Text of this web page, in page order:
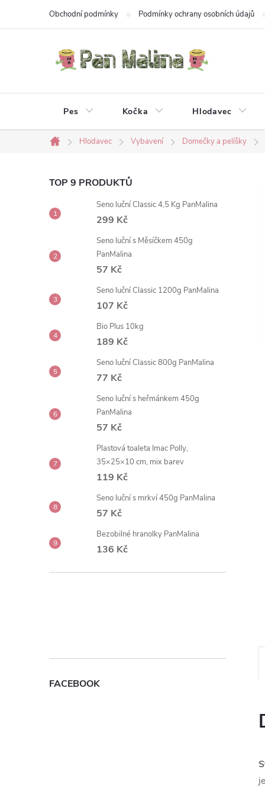
Obchodní podmínky Podmínky ochrany osobních údajů
Pes Kočka Hlodavec
Domů
Hlodavec Vybavení Domečky a pelíšky
P
o
s
r
a
n
í
p
n
e
l
TOP 9 PRODUKTŮ
Seno luční Classic 4,5 Kg PanMalina
299 Kč
Seno luční s Měsíčkem 450g
PanMalina
57 Kč
Seno luční Classic 1200g PanMalina
107 Kč
Bio Plus 10kg
189 Kč
Seno luční Classic 800g PanMalina
77 Kč
Seno luční s heřmánkem 450g
PanMalina
57 Kč
Plastová toaleta Imac Polly,
35×25×10 cm, mix barev
119 Kč
Seno luční s mrkví 450g PanMalina
57 Kč
Bezobilné hranolky PanMalina
136 Kč
FACEBOOK